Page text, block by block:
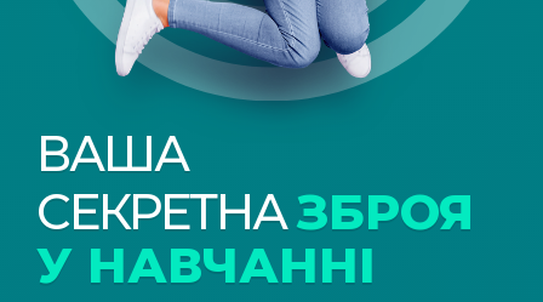
ВАША
СЕКРЕТНАЗБРОЯ
У НАВЧАННІ